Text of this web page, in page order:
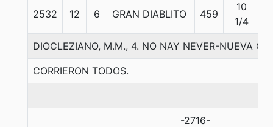
2532 12 6 GRAN DIABLITO 459
10
1/4
DIOCLEZIANO, M.M., 4. NO NAY NEVER-NUEVA
CORRIERON TODOS.
-2716-